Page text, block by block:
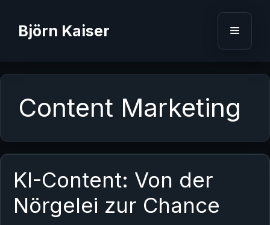
springenBjörn Kaiser Menü
Content Marketing
KI-Content: Von der
Nörgelei zur Chance